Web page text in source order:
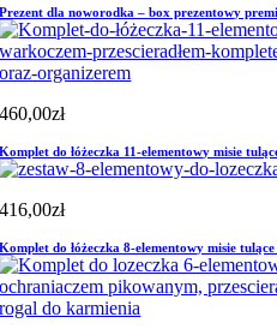
Prezent dla noworodka – box prezentowy
460,00zł
Komplet do łóżeczka 11-elementowy misie
416,00zł
Komplet do łóżeczka 8-elementowy misie